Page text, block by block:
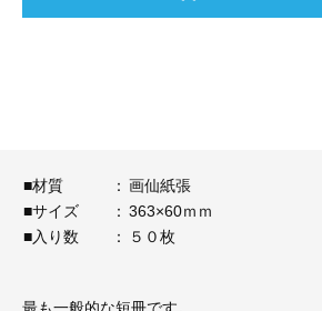
■材質 ： 画仙紙張
■サイズ
： 363×60ｍｍ
■入り数
： ５０枚